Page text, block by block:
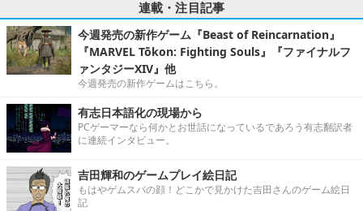
連載・注目記事
今週発売の新作ゲーム『Beast of Reincarnation』
『MARVEL Tōkon: Fighting Souls』『ファイナルフ
ァンタジーXIV』他
今週発売の新作ゲームはこちら。
有志日本語化の現場から
PCゲーマーなら何かとお世話になっているであろう有志翻訳者
に連続インタビュー。
吉田輝和のゲームプレイ絵日記
もはやゲムスパの顔！どこかで見かけた吉田さんのゲーム絵日
記